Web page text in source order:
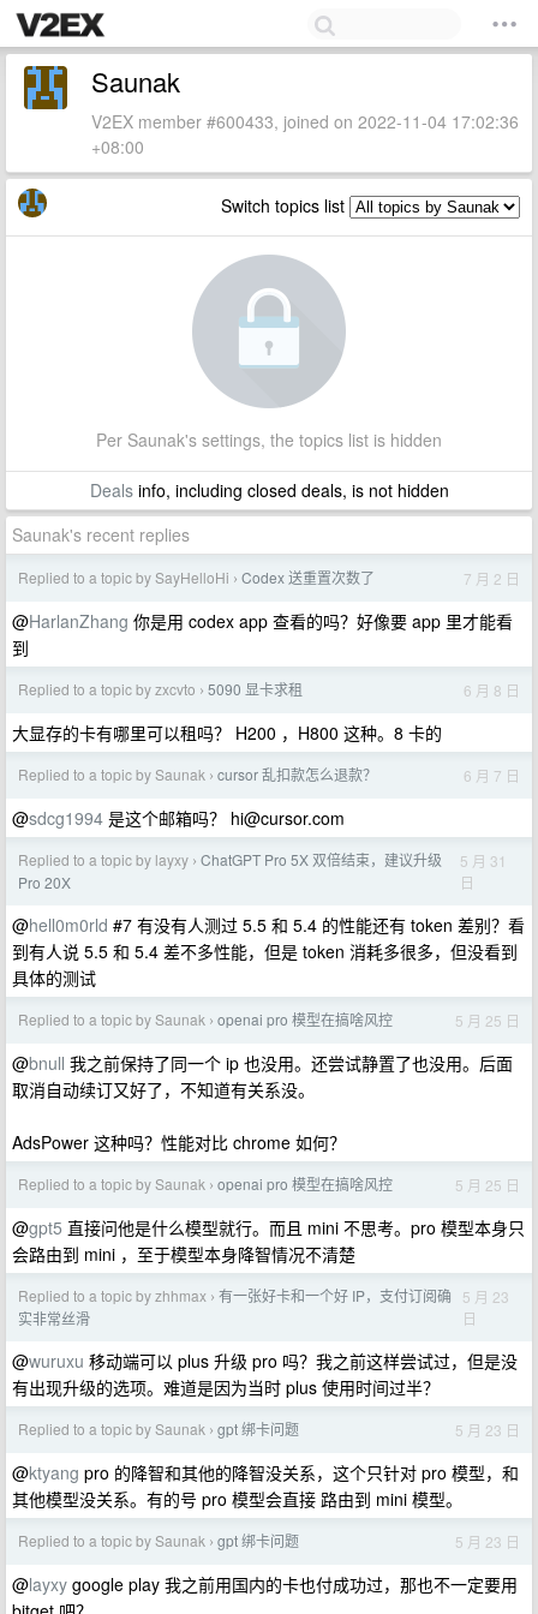
Saunak
V2EX member #600433, joined on 2022-11-04 17:02:36
+08:00
Switch topics list
Per Saunak's settings, the topics list is hidden
Dealsinfo, including closed deals, is not hidden
Saunak's recent replies
Replied to a topic by SayHelloHi › Codex 送重置次数了 7 月 2 日
@HarlanZhang 你是用 codex app 查看的吗？好像要 app 里才能看
到
Replied to a topic by zxcvto › 5090 显卡求租 6 月 8 日
大显存的卡有哪里可以租吗？ H200 ，H800 这种。8 卡的
Replied to a topic by Saunak › cursor 乱扣款怎么退款？ 6 月 7 日
@sdcg1994 是这个邮箱吗？ hi@cursor.com
Replied to a topic by layxy › ChatGPT Pro 5X 双倍结束，建议升级
Pro 20X
5 月 31
日
@hell0m0rld #7 有没有人测过 5.5 和 5.4 的性能还有 token 差别？看
到有人说 5.5 和 5.4 差不多性能，但是 token 消耗多很多，但没看到
具体的测试
Replied to a topic by Saunak › openai pro 模型在搞啥风控 5 月 25 日
@bnull 我之前保持了同一个 ip 也没用。还尝试静置了也没用。后面
取消自动续订又好了，不知道有关系没。
AdsPower 这种吗？性能对比 chrome 如何？
Replied to a topic by Saunak › openai pro 模型在搞啥风控 5 月 25 日
@gpt5 直接问他是什么模型就行。而且 mini 不思考。pro 模型本身只
会路由到 mini ，至于模型本身降智情况不清楚
Replied to a topic by zhhmax › 有一张好卡和一个好 IP，支付订阅确
实非常丝滑
5 月 23
日
@wuruxu 移动端可以 plus 升级 pro 吗？我之前这样尝试过，但是没
有出现升级的选项。难道是因为当时 plus 使用时间过半？
Replied to a topic by Saunak › gpt 绑卡问题 5 月 23 日
@ktyang pro 的降智和其他的降智没关系，这个只针对 pro 模型，和
其他模型没关系。有的号 pro 模型会直接 路由到 mini 模型。
Replied to a topic by Saunak › gpt 绑卡问题 5 月 23 日
@layxy google play 我之前用国内的卡也付成功过，那也不一定要用